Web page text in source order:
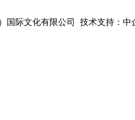
国际文化有限公司 技术支持：